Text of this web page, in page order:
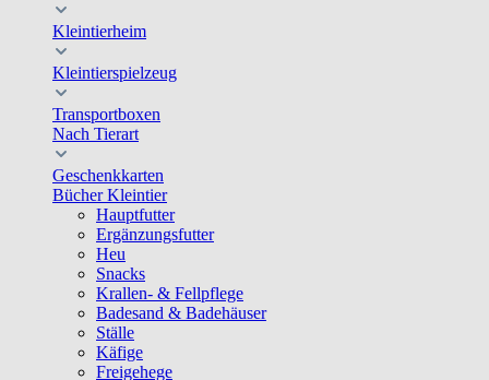
Kleintierheim
Kleintierspielzeug
Transportboxen
Nach Tierart
Geschenkkarten
Bücher Kleintier
Hauptfutter
Ergänzungsfutter
Heu
Snacks
Krallen- & Fellpflege
Badesand & Badehäuser
Ställe
Käfige
Freigehege